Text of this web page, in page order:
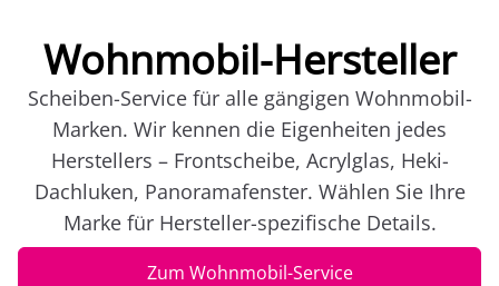
Wohnmobil-Hersteller
Scheiben-Service für alle gängigen Wohnmobil-
Marken. Wir kennen die Eigenheiten jedes
Herstellers – Frontscheibe, Acrylglas, Heki-
Dachluken, Panoramafenster. Wählen Sie Ihre
Marke für Hersteller-spezifische Details.
Zum Wohnmobil-Service